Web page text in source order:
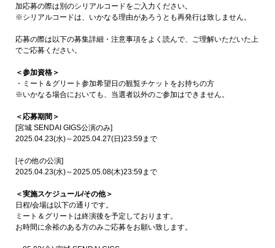
加応募の際は別のシリアルコードをご入力ください。
※シリアルコードは、いかなる理由があろうとも再発行は致しません。
応募の際は以下の募集詳細・注意事項をよく読んで、ご理解いただいた上
でご応募ください。
＜参加資格＞
・ミート＆グリート参加希望日の観覧チケットをお持ちの方
※いかなる場合においても、当選者以外のご参加はできません。
＜応募期間＞
[宮城 SENDAI GIGS公演のみ]
2025.04.23(水)～2025.04.27(日)23:59まで
[その他の公演]
2025.04.23(水)～2025.05.08(木)23:59まで
＜実施スケジュール/その他＞
日程/会場は以下の通りです。
ミート＆グリートは終演後を予定しております。
お時間に余裕のある方のみご応募をお願い致します。